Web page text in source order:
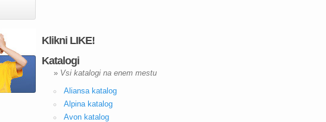
Klikni LIKE!
Katalogi
» Vsi katalogi na enem mestu
Aliansa katalog
Alpina katalog
Avon katalog